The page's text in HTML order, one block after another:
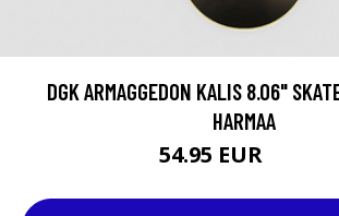
DGK ARMAGGEDON KALIS 8.06"
HARMAA
54.95 EUR